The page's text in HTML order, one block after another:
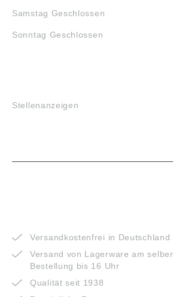
Samstag Geschlossen
Sonntag Geschlossen
Stellenanzeigen
Versandkostenfrei in Deutschland
Versand von Lagerware am
Bestellung bis 16 Uhr
Qualität seit 1938